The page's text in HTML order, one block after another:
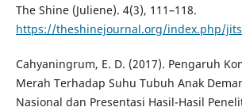
The Shine (Juliene). 4(3), 111–118.
https://theshinejournal.org/index.php/
Cahyaningrum, E. D. (2017). Pengaruh
Merah Terhadap Suhu Tubuh Anak
Nasional dan Presentasi Hasil-Hasil